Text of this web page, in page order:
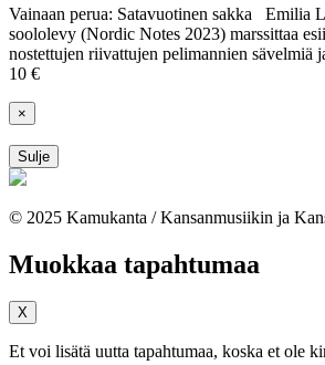
Vainaan perua: Satavuotinen sakka Emilia
soololevy (Nordic Notes 2023) marssittaa
nostettujen riivattujen pelimannien
10 €
×
Sulje
© 2025 Kamukanta / Kansanmusiikin ja
Muokkaa tapahtumaa
X
Et voi lisätä uutta tapahtumaa, koska et ole